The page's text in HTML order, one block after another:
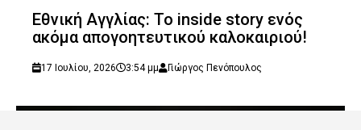
Εθνική Αγγλίας: Το inside story ενός
ακόμα απογοητευτικού καλοκαιριού!
17 Ιουλίου, 2026 3:54 μμ Γιώργος Πενόπουλος